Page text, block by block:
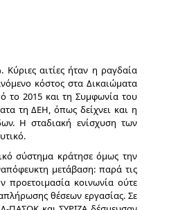
αιτίες ήταν η ραγδαία
κόστος στα Δικαιώματα
το 2015 και τη Συμφωνία του
τη ΔΕΗ, όπως δείχνει και η
Η σταδιακή ενίσχυση των
σύστημα κράτησε όμως την
μετάβαση: παρά τις
προετοιμασία κοινωνία ούτε
θέσεων εργασίας. Σε